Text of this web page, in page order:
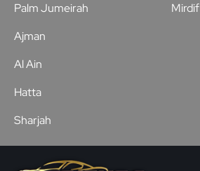
Palm Jumeirah
Mirdif
Ajman
Al Ain
Hatta
Sharjah